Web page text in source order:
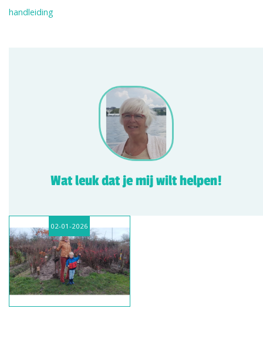
handleiding
Wat leuk dat je mij wilt helpen!
02-01-2026